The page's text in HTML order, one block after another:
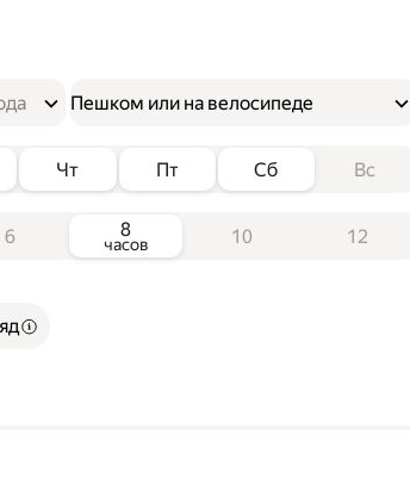
Пешком или на велосипеде
Чт Пт Сб Вс
6 8
часов 10 12